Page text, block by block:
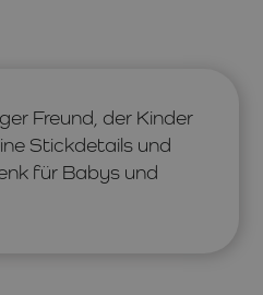
Freund, der Kinder
Stickdetails und
für Babys und